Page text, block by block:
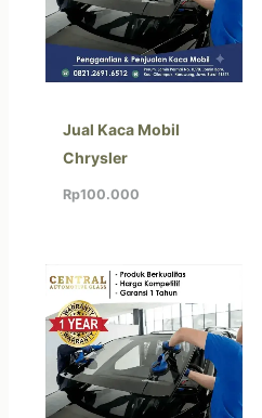
Jual Kaca Mobil
Chrysler
Rp100.000